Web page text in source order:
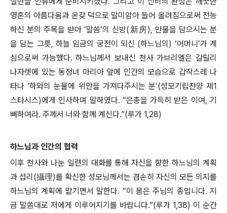
영혼의 아름다움과 온갖 덕으로 말미암아 들어 올려짐으로써 전능
하신 분의 주목을 받아 ‘말씀’의 신방(新房), 만물을 담으시는 분
을 담는 그릇, 하늘 임금의 궁전이 되신 (하느님의) ‘어머니’가 계
심으로써 가능했다. 하느님께서 보내신 천사 가브리엘은 갈릴리
나자렛에 있는 동정녀 마리아 앞에 인간의 모습으로 갑작스레 나
타나 ‘하와의 눈물에 위안을 가져다주시는 분’(성모기립찬양 제1
스타시스)에게 인사하며 말하였다. “은총을 가득히 받은 이여, 기
뻐하여라. 주께서 너와 함께 계신다.”(루가 1,28)
하느님과 인간의 협력
이후 천사와 나눈 일련의 대화를 통해 자신을 향한 하느님의 계획
과 섭리(攝理)를 확신한 성모님께서는 겸손히 자신의 모든 의지를
하느님의 계획에 맡기면서 말한다. “이 몸은 주님의 종입니다. 지
금 말씀대로 저에게 이루어지기를 바랍니다.”(루가 1,38) 이 순간